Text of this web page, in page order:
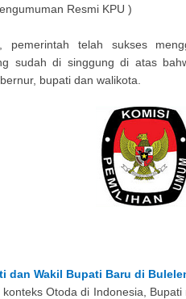
Resmi KPU )
pemerintah telah sukses
sudah di singgung di atas
bupati dan walikota.
dan Wakil Bupati Baru di
Otoda di Indonesia,